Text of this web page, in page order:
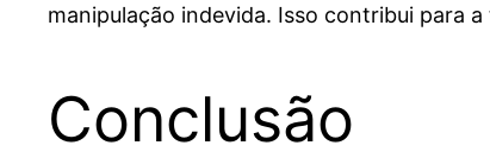
manipulação indevida. Isso contribui para
Conclusão